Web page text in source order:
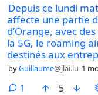
Depuis ce lundi
affecte une partie
d’Orange, avec
la 5G, le roaming
destinés aux
byGuillaume@jlai.lu 1
1 comment
5